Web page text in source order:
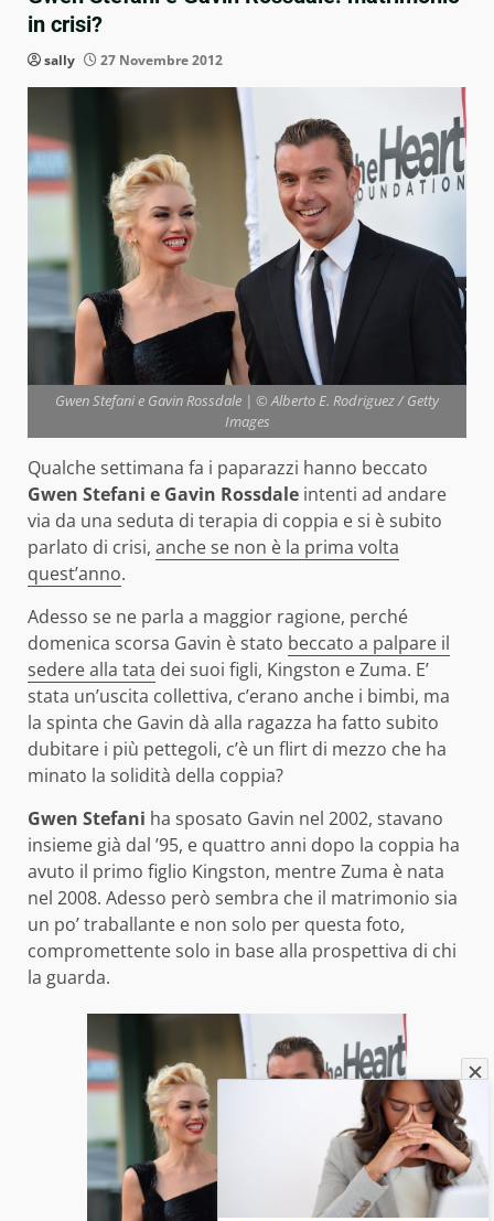
in crisi?
sally 27 Novembre 2012
Gwen Stefani e Gavin Rossdale | © Alberto E. Rodriguez / Getty
Images
Qualche settimana fa i paparazzi hanno beccato
Gwen Stefani e Gavin Rossdale intenti ad andare
via da una seduta di terapia di coppia e si è subito
parlato di crisi, anche se non è la prima volta
quest’anno.
Adesso se ne parla a maggior ragione, perché
domenica scorsa Gavin è stato beccato a palpare il
sedere alla tata dei suoi figli, Kingston e Zuma. E’
stata un’uscita collettiva, c’erano anche i bimbi, ma
la spinta che Gavin dà alla ragazza ha fatto subito
dubitare i più pettegoli, c’è un flirt di mezzo che ha
minato la solidità della coppia?
Gwen Stefani ha sposato Gavin nel 2002, stavano
insieme già dal ’95, e quattro anni dopo la coppia ha
avuto il primo figlio Kingston, mentre Zuma è nata
nel 2008. Adesso però sembra che il matrimonio sia
un po’ traballante e non solo per questa foto,
compromettente solo in base alla prospettiva di chi
la guarda.